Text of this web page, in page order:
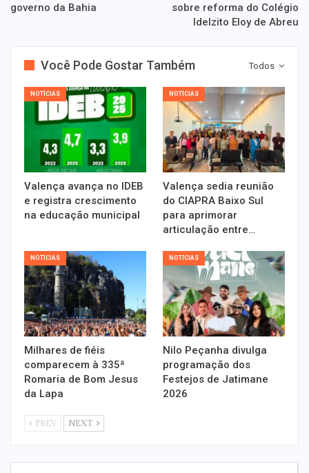
governo da Bahia
sobre reforma do Colégio
Idelzito Eloy de Abreu
Todos
Você Pode Gostar Também
NOTÍCIAS
Valença avança no IDEB
e registra crescimento
na educação municipal
NOTÍCIAS
Valença sedia reunião
do CIAPRA Baixo Sul
para aprimorar
articulação entre…
NOTÍCIAS
Milhares de fiéis
comparecem à 335ª
Romaria de Bom Jesus
da Lapa
NOTÍCIAS
Nilo Peçanha divulga
programação dos
Festejos de Jatimane
2026
PREV NEXT